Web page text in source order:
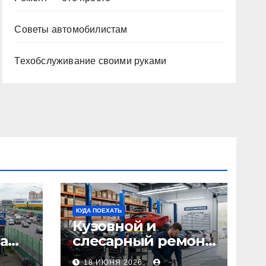
Советы автомобилистам
Техобслуживание своими руками
КУДА ПОЕХАТЬ
Кузовной и
слесарный ремонт
автомобилей:
18 ИЮНЯ 2026